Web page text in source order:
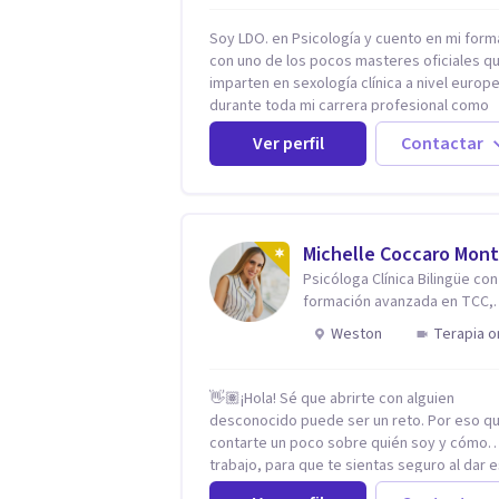
Soy LDO. en Psicología y cuento en mi
con uno de los pocos masteres oficiales
imparten en sexología clínica a nivel
durante toda mi carrera profesional como
psicólogo-sexólogo he estado enfocado
terapia sexual desde una perspectiva
multidisciplinar BIO-PSICO-SOCIAL ya que
otros factores la terapia puede no funcionar
tener una visión demasiado simplista,
excluyendo de antemano otros factores que
pueden influir. Mi intención es ayudar para
conseguir una mejora global de tu
concreta. En especial mi ámbito de trabajo es la
disfunción eréctil, la eyaculación precoz y
falta de deseo tanto en mujeres como en
hombres. La sexualidad es de enorme
importancia tanto para el bienestar físico y
Ver perfil Contactar
Michelle Coccaro
Psicóloga Clínica Bilingüe con
formación avanzada en TCC,
Neurociencias e Inteligencia
Emocional.
Weston Terapia
👋🏽¡Hola! Sé que abrirte con alguien
desconocido puede ser un reto. Por eso
contarte un poco sobre quién soy y cómo
trabajo, para que te sientas seguro al dar
paso. Soy psicóloga clínica bilingüe con más de